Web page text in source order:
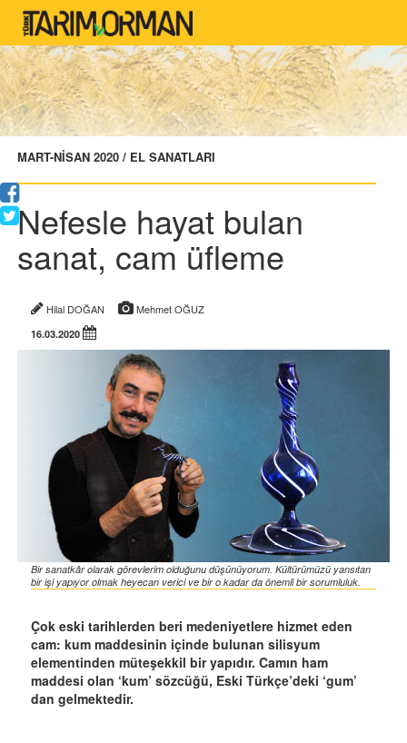
MART-NİSAN 2020 / EL SANATLARI
Nefesle hayat bulan
sanat, cam üfleme
Hilal DOĞAN Mehmet OĞUZ
16.03.2020
Bir sanatkâr olarak görevlerim olduğunu düşünüyorum. Kültürümüzü yansıtan
bir işi yapıyor olmak heyecan verici ve bir o kadar da önemli bir sorumluluk.
Çok eski tarihlerden beri medeniyetlere hizmet eden
cam: kum maddesinin içinde bulunan silisyum
elementinden müteşekkil bir yapıdır. Camın ham
maddesi olan ‘kum’ sözcüğü, Eski Türkçe’deki ‘gum’
dan gelmektedir.